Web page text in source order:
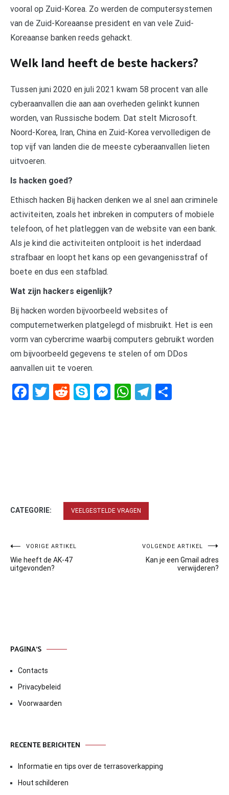
vooral op Zuid-Korea. Zo werden de computersystemen
van de Zuid-Koreaanse president en van vele Zuid-
Koreaanse banken reeds gehackt.
Welk land heeft de beste hackers?
Tussen juni 2020 en juli 2021 kwam 58 procent van alle
cyberaanvallen die aan aan overheden gelinkt kunnen
worden, van Russische bodem. Dat stelt Microsoft.
Noord-Korea, Iran, China en Zuid-Korea vervolledigen de
top vijf van landen die de meeste cyberaanvallen lieten
uitvoeren.
Is hacken goed?
Ethisch hacken Bij hacken denken we al snel aan criminele
activiteiten, zoals het inbreken in computers of mobiele
telefoon, of het platleggen van de website van een bank.
Als je kind die activiteiten ontplooit is het inderdaad
strafbaar en loopt het kans op een gevangenisstraf of
boete en dus een stafblad.
Wat zijn hackers eigenlijk?
Bij hacken worden bijvoorbeeld websites of
computernetwerken platgelegd of misbruikt. Het is een
vorm van cybercrime waarbij computers gebruikt worden
om bijvoorbeeld gegevens te stelen of om DDos
aanvallen uit te voeren.
Facebook
Twitter
RedditSkypeMessenger
WhatsApp
Telegram
CATEGORIE: VEELGESTELDE VRAGEN
Bericht
navigatie
VORIGE ARTIKEL
Wie heeft de AK-47
uitgevonden?
VOLGENDE ARTIKEL
Kan je een Gmail adres
verwijderen?
PAGINA’S
Contacts
Privacybeleid
Voorwaarden
RECENTE BERICHTEN
Informatie en tips over de terrasoverkapping
Hout schilderen